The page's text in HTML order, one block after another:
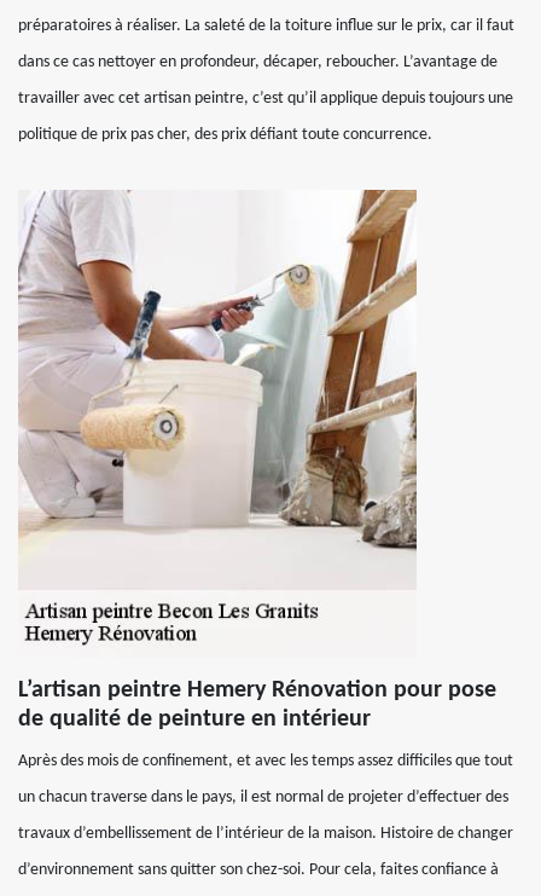
préparatoires à réaliser. La saleté de la toiture influe sur le prix, car il faut
dans ce cas nettoyer en profondeur, décaper, reboucher. L’avantage de
travailler avec cet artisan peintre, c’est qu’il applique depuis toujours une
politique de prix pas cher, des prix défiant toute concurrence.
L’artisan peintre Hemery Rénovation pour pose
de qualité de peinture en intérieur
Après des mois de confinement, et avec les temps assez difficiles que tout
un chacun traverse dans le pays, il est normal de projeter d’effectuer des
travaux d’embellissement de l’intérieur de la maison. Histoire de changer
d’environnement sans quitter son chez-soi. Pour cela, faites confiance à